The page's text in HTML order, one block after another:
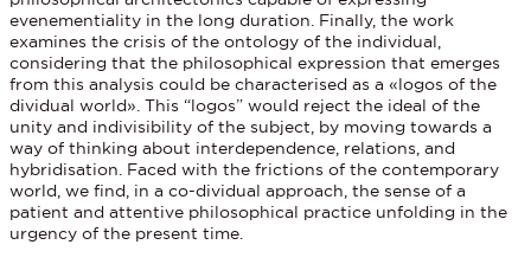
evenementiality in the long duration. Finally, the work
examines the crisis of the ontology of the individual,
considering that the philosophical expression that emerges
from this analysis could be characterised as a «logos of the
dividual world». This “logos” would reject the ideal of the
unity and indivisibility of the subject, by moving towards a
way of thinking about interdependence, relations, and
hybridisation. Faced with the frictions of the contemporary
world, we find, in a co-dividual approach, the sense of a
patient and attentive philosophical practice unfolding in the
urgency of the present time.